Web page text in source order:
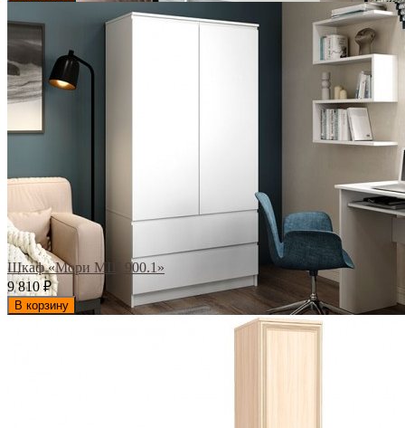
Шкаф «Мори МШ 900.1»
9 810 ₽
В корзину